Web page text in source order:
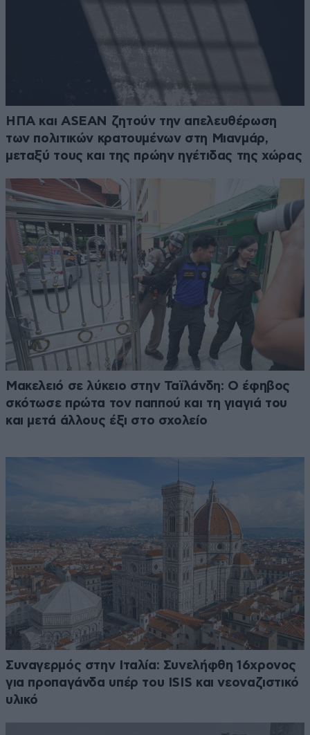
ΗΠΑ και ASEAN ζητούν την απελευθέρωση
των πολιτικών κρατουμένων στη Μιανμάρ,
μεταξύ τους και της πρώην ηγέτιδας της χώρας
Μακελειό σε λύκειο στην Ταϊλάνδη: Ο έφηβος
σκότωσε πρώτα τον παππού και τη γιαγιά του
και μετά άλλους έξι στο σχολείο
Συναγερμός στην Ιταλία: Συνελήφθη 16χρονος
για προπαγάνδα υπέρ του ISIS και νεοναζιστικό
υλικό